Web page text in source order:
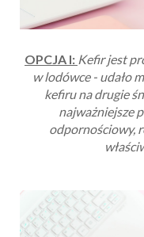
OPCJA I: Kefir jest
w lodówce - udało
kefiru na drugie
najważniejsze
odpornościowy,